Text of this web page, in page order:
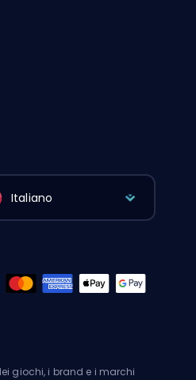
Italiano
giochi, i brand e i marchi